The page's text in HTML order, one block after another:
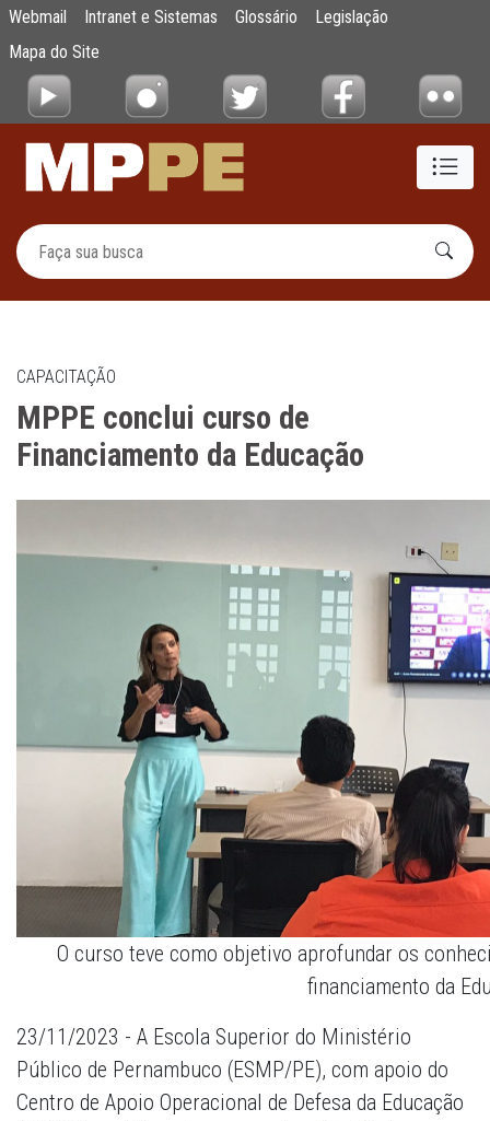
Pular para o Conteúdo principal
MPPE conclui curso de Financiamento da
Webmail Intranet e Sistemas Glossário
Legislação
Mapa do Site
CAPACITAÇÃO
MPPE conclui curso de
Financiamento da Educação
O curso teve como objetivo aprofundar os
financiamento da
23/11/2023 - A Escola Superior do Ministério
Público de Pernambuco (ESMP/PE), com apoio do
Centro de Apoio Operacional de Defesa da Educação